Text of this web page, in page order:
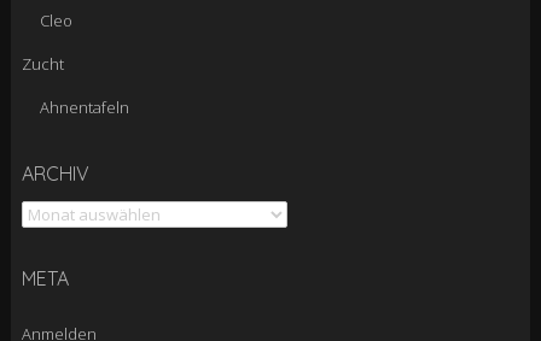
Cleo
Zucht
Ahnentafeln
ARCHIV
Archiv
META
Anmelden